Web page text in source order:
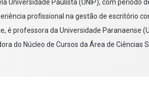
e Projetos
Universidade Paulista (UNIP), com período
profissional na gestão de escritório
é professora da Universidade Paranaense
do Núcleo de Cursos da Área de Ciências